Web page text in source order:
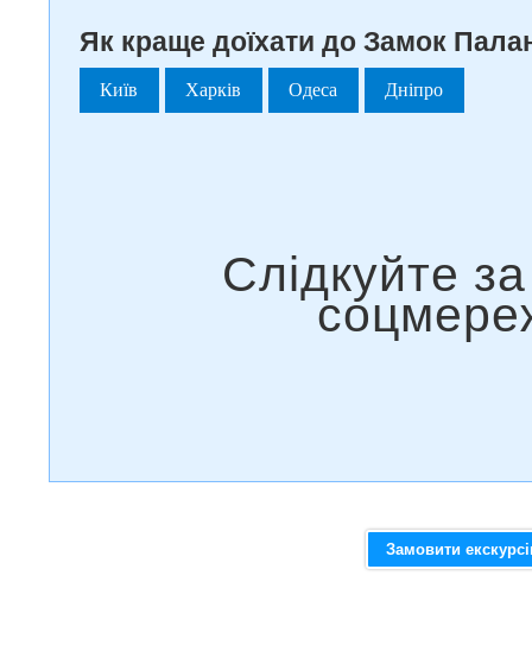
Як краще доїхати до Замок
Київ Харків Одеса Дніпро
Замовити